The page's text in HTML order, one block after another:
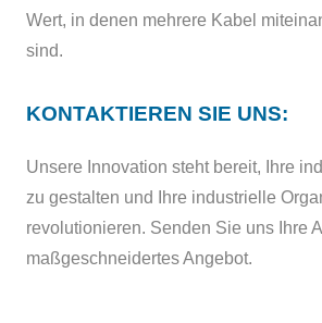
Wert, in denen mehrere Kabel
sind.
KONTAKTIEREN SIE UNS:
Unsere Innovation steht bereit, Ihre
zu gestalten und Ihre industrielle
revolutionieren. Senden Sie uns Ihre
maßgeschneidertes Angebot.